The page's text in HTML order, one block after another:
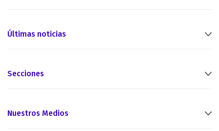
Últimas noticias
Secciones
Nuestros Medios